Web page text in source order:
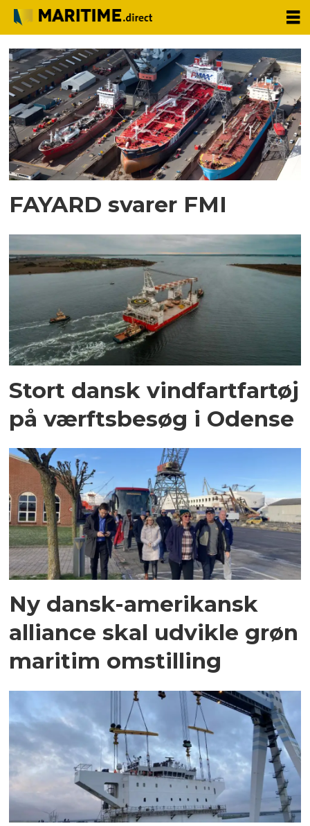
Tag:
fayard
FAYARD svarer FMI
Stort dansk vindfartfartøj
på værftsbesøg i Odense
Ny dansk-amerikansk
alliance skal udvikle grøn
maritim omstilling